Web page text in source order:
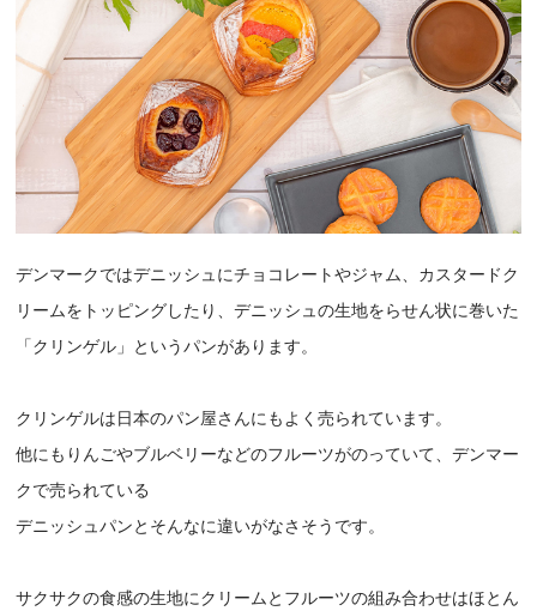
デンマークではデニッシュにチョコレートやジャム、カスタードク
リームをトッピングしたり、デニッシュの生地をらせん状に巻いた
「クリンゲル」というパンがあります。
クリンゲルは日本のパン屋さんにもよく売られています。
他にもりんごやブルベリーなどのフルーツがのっていて、デンマー
クで売られている
デニッシュパンとそんなに違いがなさそうです。
サクサクの食感の生地にクリームとフルーツの組み合わせはほとん